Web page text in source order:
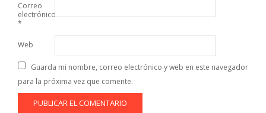
Correo
electrónico
*
Web
Guarda mi nombre, correo electrónico y web en este navegador
para la próxima vez que comente.